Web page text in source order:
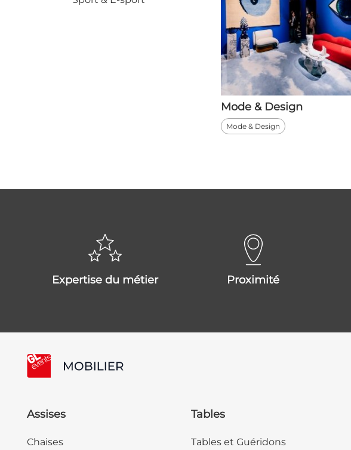
Mode & Design
Mode & Design
expertise du métier proximité
Assises
Chaises
Tables
Tables et Guéridons